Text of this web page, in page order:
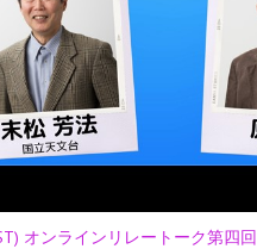
オンラインリレートーク第四回